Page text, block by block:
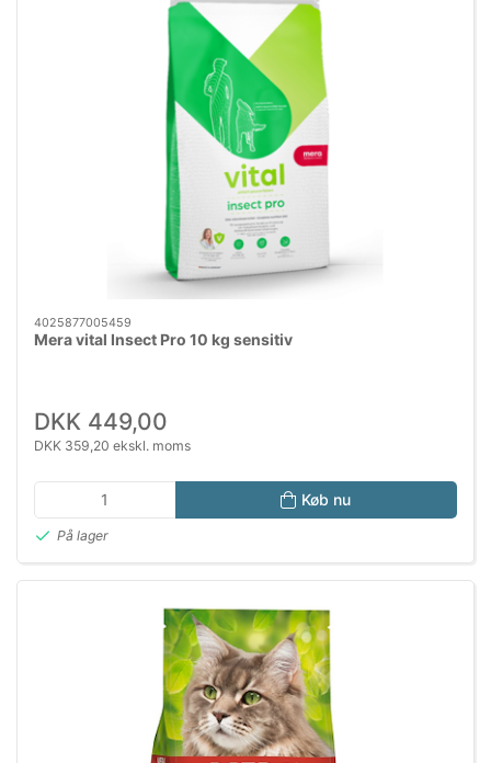
4025877005459
Mera vital Insect Pro 10 kg sensitiv
DKK 449,00
DKK 359,20 ekskl. moms
Køb nu
På lager